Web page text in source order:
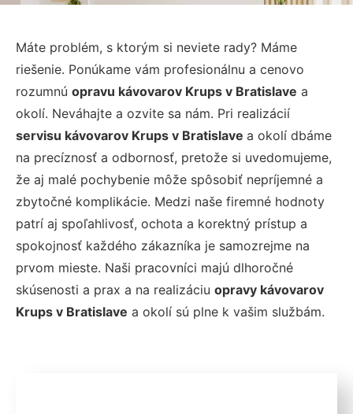
Máte problém, s ktorým si neviete rady? Máme
riešenie. Ponúkame vám profesionálnu a cenovo
rozumnú opravu kávovarov Krups v Bratislave a
okolí. Neváhajte a ozvite sa nám. Pri realizácií
servisu kávovarov Krups v Bratislave a okolí dbáme
na precíznosť a odbornosť, pretože si uvedomujeme,
že aj malé pochybenie môže spôsobiť nepríjemné a
zbytočné komplikácie. Medzi naše firemné hodnoty
patrí aj spoľahlivosť, ochota a korektný prístup a
spokojnosť každého zákazníka je samozrejme na
prvom mieste. Naši pracovníci majú dlhoročné
skúsenosti a prax a na realizáciu opravy kávovarov
Krups v Bratislave a okolí sú plne k vašim službám.